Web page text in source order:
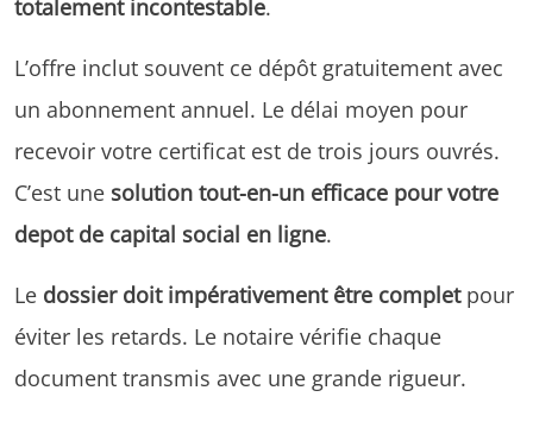
totalement incontestable.
L’offre inclut souvent ce dépôt gratuitement avec
un abonnement annuel. Le délai moyen pour
recevoir votre certificat est de trois jours ouvrés.
C’est une solution tout-en-un efficace pour votre
depot de capital social en ligne.
Le dossier doit impérativement être completpour
éviter les retards. Le notaire vérifie chaque
document transmis avec une grande rigueur.